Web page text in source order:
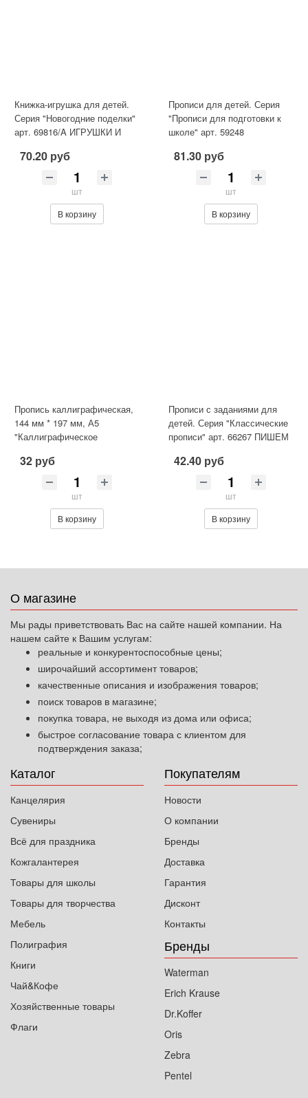
Книжка-игрушка для детей.
Серия "Новогодние поделки"
арт. 69816/A ИГРУШКИ И
70.20 руб
шт
В корзину
Прописи для детей. Серия
"Прописи для подготовки к
школе" арт. 59248
И СЛОВА /
81.30 руб
шт
В корзину
Пропись каллиграфическая,
144 мм * 197 мм, А5
"Каллиграфическое
слогов", 16 ст
32 руб
шт
В корзину
Прописи с заданиями для
детей. Серия "Классические
прописи" арт. 66267 ПИШЕМ
/142.40 руб
шт
В корзину
О магазине
Мы рады приветствовать Вас на сайте нашей компании. На
нашем сайте к Вашим услугам:
реальные и конкурентоспособные цены;
широчайший ассортимент товаров;
качественные описания и изображения товаров;
поиск товаров в магазине;
покупка товара, не выходя из дома или офиса;
быстрое согласование товара с клиентом для
подтверждения заказа;
Каталог
Канцелярия
Сувениры
Всё для праздника
Кожгалантерея
Товары для школы
Товары для творчества
Мебель
Полиграфия
Книги
Чай&Кофе
Хозяйственные товары
Флаги
Покупателям
Новости
О компании
Бренды
Доставка
Гарантия
Дисконт
Контакты
Бренды
Waterman
Erich Krause
Dr.Koffer
Oris
Zebra
Pentel